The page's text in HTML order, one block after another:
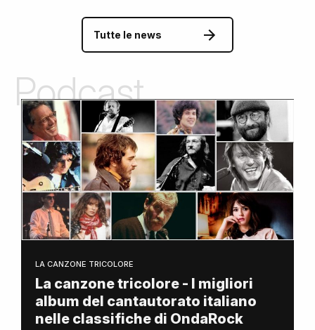
Tutte le news
Podcast
LA CANZONE TRICOLORE
La canzone tricolore - I migliori
album del cantautorato italiano
nelle classifiche di OndaRock